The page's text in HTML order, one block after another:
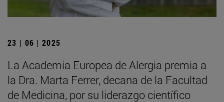
23 | 06 | 2025
La Academia Europea de Alergia premia a
la Dra. Marta Ferrer, decana de la Facultad
de Medicina, por su liderazgo científico